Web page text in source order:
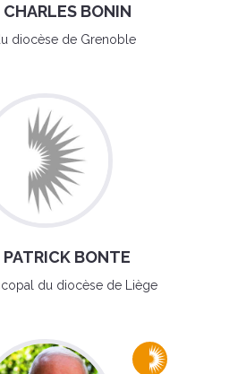
CHARLES BONIN
diocèse de Grenoble
PATRICK BONTE
du diocèse de Liège